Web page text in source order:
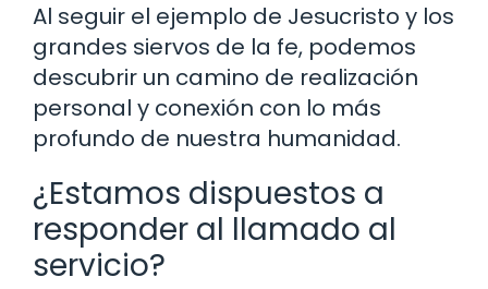
Al seguir el ejemplo de Jesucristo y los
grandes siervos de la fe, podemos
descubrir un camino de realización
personal y conexión con lo más
profundo de nuestra humanidad.
¿Estamos dispuestos a
responder al llamado al
servicio?